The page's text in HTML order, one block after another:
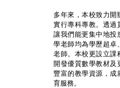
多年來，本校致力開
實行專科專教。透過
讓我們能更集中地投
學老師均為學歷超卓
老師。本校更設立課
開發優質數學教材及
豐富的教學資源，成
育服務。